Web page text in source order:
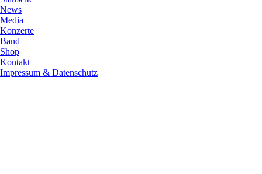
News
Media
Konzerte
Band
Shop
Kontakt
Impressum & Datenschutz